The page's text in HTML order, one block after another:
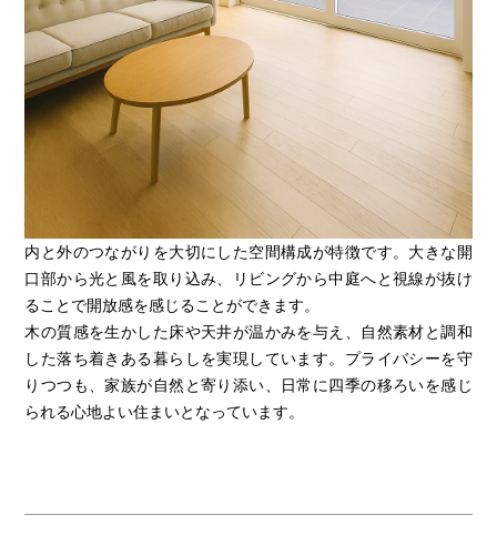
内と外のつながりを大切にした空間構成が特徴です。大きな開
口部から光と風を取り込み、リビングから中庭へと視線が抜け
ることで開放感を感じることができます。
木の質感を生かした床や天井が温かみを与え、自然素材と調和
した落ち着きある暮らしを実現しています。プライバシーを守
りつつも、家族が自然と寄り添い、日常に四季の移ろいを感じ
られる心地よい住まいとなっています。